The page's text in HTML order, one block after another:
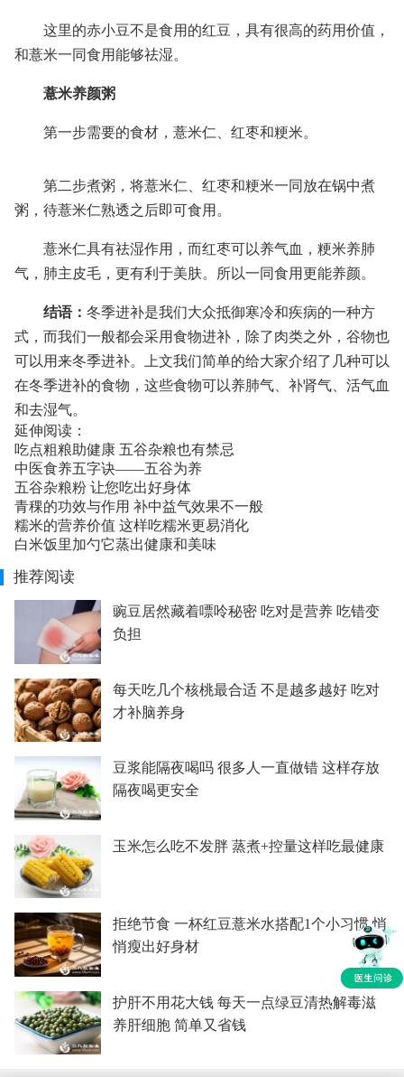
这里的赤小豆不是食用的红豆，具有很高的药用价值，
和薏米一同食用能够祛湿。
薏米养颜粥
第一步需要的食材，薏米仁、红枣和粳米。
第二步煮粥，将薏米仁、红枣和粳米一同放在锅中煮
粥，待薏米仁熟透之后即可食用。
薏米仁具有祛湿作用，而红枣可以养气血，粳米养肺
气，肺主皮毛，更有利于美肤。所以一同食用更能养颜。
结语： 冬季进补是我们大众抵御寒冷和疾病的一种方
式，而我们一般都会采用食物进补，除了肉类之外，谷物也
可以用来冬季进补。上文我们简单的给大家介绍了几种可以
在冬季进补的食物，这些食物可以养肺气、补肾气、活气血
和去湿气。
延伸阅读：
吃点粗粮助健康 五谷杂粮也有禁忌
中医食养五字诀——五谷为养
五谷杂粮粉 让您吃出好身体
青稞的功效与作用 补中益气效果不一般
糯米的营养价值 这样吃糯米更易消化
白米饭里加勺它蒸出健康和美味
推荐阅读
豌豆居然藏着嘌呤秘密 吃对是营养 吃错变
负担
每天吃几个核桃最合适 不是越多越好 吃对
才补脑养身
豆浆能隔夜喝吗 很多人一直做错 这样存放
隔夜喝更安全
玉米怎么吃不发胖 蒸煮+控量这样吃最健康
拒绝节食 一杯红豆薏米水搭配1个小习惯 悄
悄瘦出好身材
护肝不用花大钱 每天一点绿豆清热解毒滋
养肝细胞 简单又省钱